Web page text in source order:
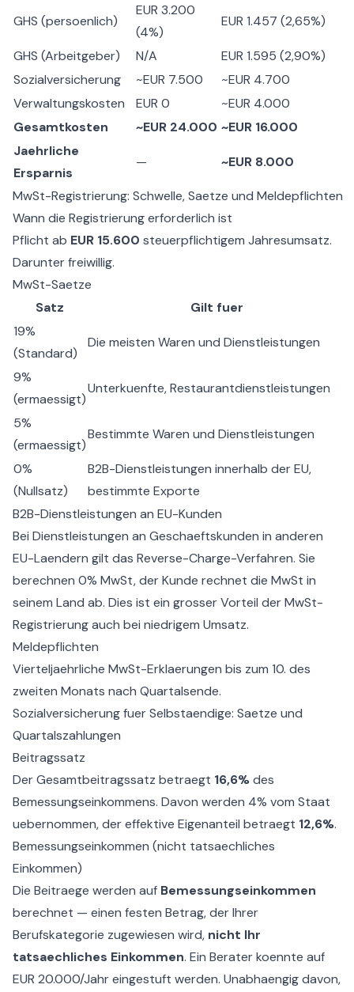
GHS (persoenlich)
EUR 3.200
(4%)
EUR 1.457 (2,65%)
GHS (Arbeitgeber) N/A
EUR 1.595 (2,90%)
Sozialversicherung
~EUR 7.500
~EUR 4.700
Verwaltungskosten
EUR 0
~EUR 4.000
Gesamtkosten
~EUR 24.000 ~EUR 16.000
Jaehrliche
Ersparnis
— ~EUR 8.000
MwSt-Registrierung: Schwelle, Saetze und Meldepflichten
Wann die Registrierung erforderlich ist
Pflicht ab EUR 15.600 steuerpflichtigem Jahresumsatz.
Darunter freiwillig.
MwSt-Saetze
Satz
Gilt fuer
19%
(Standard)
Die meisten Waren und Dienstleistungen
9%
(ermaessigt)
Unterkuenfte, Restaurantdienstleistungen
5%
(ermaessigt)
Bestimmte Waren und Dienstleistungen
0%
(Nullsatz)
B2B-Dienstleistungen innerhalb der EU,
bestimmte Exporte
B2B-Dienstleistungen an EU-Kunden
Bei Dienstleistungen an Geschaeftskunden in anderen
EU-Laendern gilt das Reverse-Charge-Verfahren. Sie
berechnen 0% MwSt, der Kunde rechnet die MwSt in
seinem Land ab. Dies ist ein grosser Vorteil der MwSt-
Registrierung auch bei niedrigem Umsatz.
Meldepflichten
Vierteljaehrliche MwSt-Erklaerungen bis zum 10. des
zweiten Monats nach Quartalsende.
Sozialversicherung fuer Selbstaendige: Saetze und
Quartalszahlungen
Beitragssatz
Der Gesamtbeitragssatz betraegt 16,6%des
Bemessungseinkommens. Davon werden 4% vom Staat
uebernommen, der effektive Eigenanteil betraegt 12,6%.
Bemessungseinkommen (nicht tatsaechliches
Einkommen)
Die Beitraege werden auf Bemessungseinkommen
berechnet — einen festen Betrag, der Ihrer
Berufskategorie zugewiesen wird, nicht Ihr
tatsaechliches Einkommen. Ein Berater koennte auf
EUR 20.000/Jahr eingestuft werden. Unabhaengig davon,